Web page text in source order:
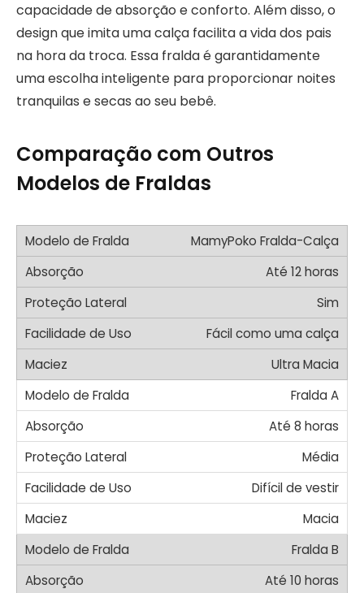
capacidade de absorção e conforto. Além disso, o
design que imita uma calça facilita a vida dos pais
na hora da troca. Essa fralda é garantidamente
uma escolha inteligente para proporcionar noites
tranquilas e secas ao seu bebê.
Comparação com Outros
Modelos de Fraldas
MamyPoko Fralda-Calça
Até 12 horas
Sim
Fácil como uma calça
Ultra Macia
Fralda A
Até 8 horas
Média
Difícil de vestir
Macia
Fralda B
Até 10 horas